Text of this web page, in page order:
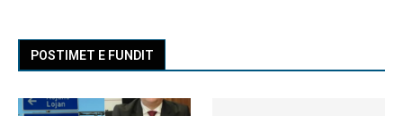
POSTIMET E FUNDIT